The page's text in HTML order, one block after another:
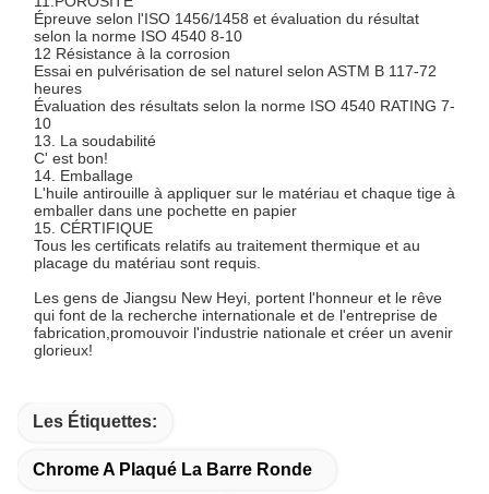
Épreuve selon l'ISO 1456/1458 et évaluation du résultat
selon la norme ISO 4540 8-10
12 Résistance à la corrosion
Essai en pulvérisation de sel naturel selon ASTM B 117-72
heures
Évaluation des résultats selon la norme ISO 4540 RATING 7-
10
13. La soudabilité
C' est bon!
14. Emballage
L'huile antirouille à appliquer sur le matériau et chaque tige à
emballer dans une pochette en papier
15. CÉRTIFIQUE
Tous les certificats relatifs au traitement thermique et au
placage du matériau sont requis.
Les gens de Jiangsu New Heyi, portent l'honneur et le rêve
qui font de la recherche internationale et de l'entreprise de
fabrication,promouvoir l'industrie nationale et créer un avenir
glorieux!
Les Étiquettes:
Chrome A Plaqué La Barre Ronde